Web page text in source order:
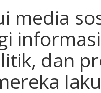
media
dan